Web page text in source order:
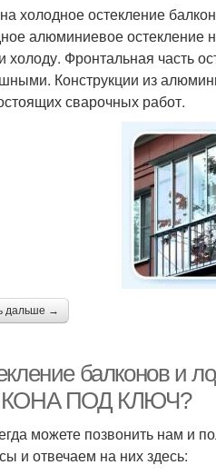
холодное остекление
алюминиевое остекление
холоду. Фронтальная часть
Конструкции из
сварочных работ.
дальше →
балконов
ПОД КЛЮЧ?
можете позвонить нам и
и отвечаем на них здесь: